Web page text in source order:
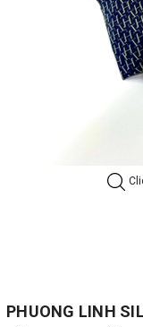
PHUONG LINH